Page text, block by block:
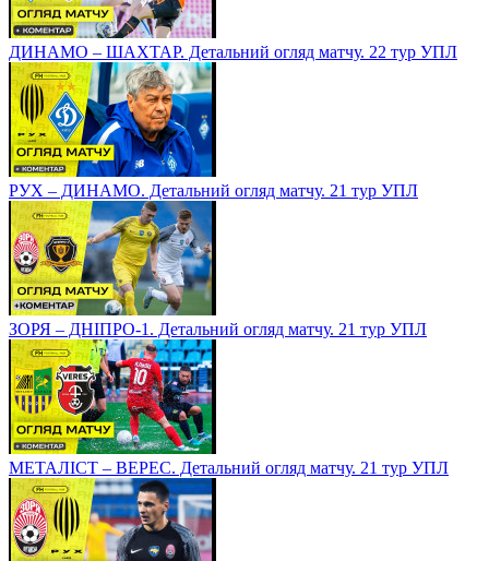
ДИНАМО – ШАХТАР. Детальний огляд матчу. 22 тур УПЛ
РУХ – ДИНАМО. Детальний огляд матчу. 21 тур УПЛ
ЗОРЯ – ДНІПРО-1. Детальний огляд матчу. 21 тур УПЛ
МЕТАЛІСТ – ВЕРЕС. Детальний огляд матчу. 21 тур УПЛ